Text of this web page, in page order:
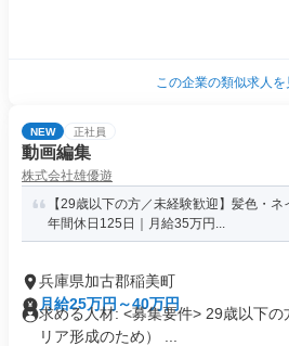
この企業の類似求人を
NEW 正社員
動画編集
株式会社雄優遊
【29歳以下の方／未経験歓迎】髪色・ネ
年間休日125日｜月給35万円...
兵庫県加古郡稲美町
月給25万円～40万円
求める人材: <募集要件> 29歳以下の
リア形成のため） ...